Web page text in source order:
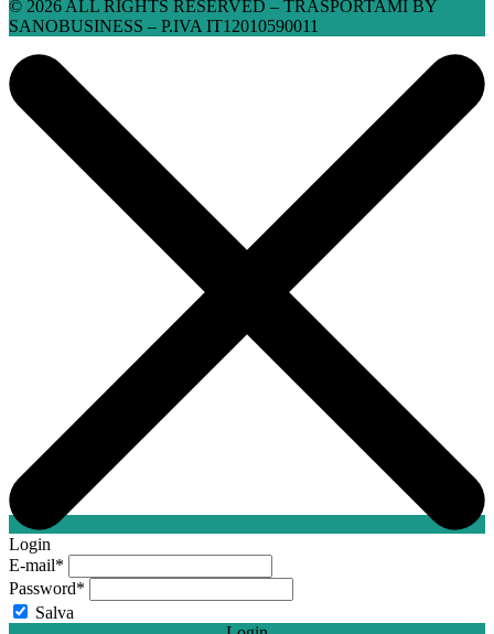
© 2026 ALL RIGHTS RESERVED​ – TRASPORTAMI BY
SANOBUSINESS – P.IVA IT12010590011
Login
E-mail*
Password*
Salva